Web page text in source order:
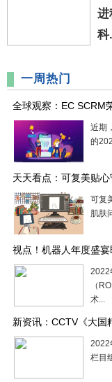
进
科
一周热门
全球观察：EC SCRM
近期
的
天天看点：可复美贴心
可复
肌肤
视点！机器人年度盛宴
2022
（
术...
新资讯：CCTV《大国
2022
栏目